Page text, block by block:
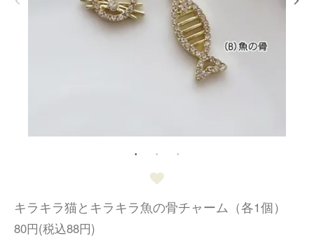
キラキラ猫とキラキラ魚の骨チャーム（各1個）
80円(税込88円)